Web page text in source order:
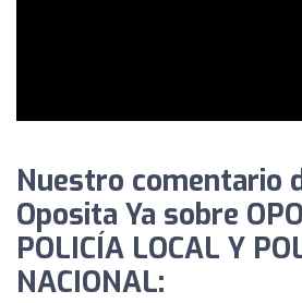
Nuestro comentario
Oposita Ya sobre
POLICÍA LOCAL Y
NACIONAL: